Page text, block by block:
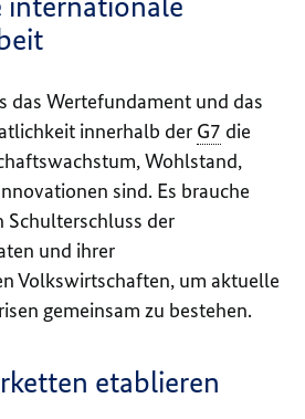
das Wertefundament und das
innerhalb der G7 die
Wohlstand,
sind. Es brauche
Schulterschluss der
und ihrer
Volkswirtschaften, um aktuelle
gemeinsam zu bestehen.
etablieren